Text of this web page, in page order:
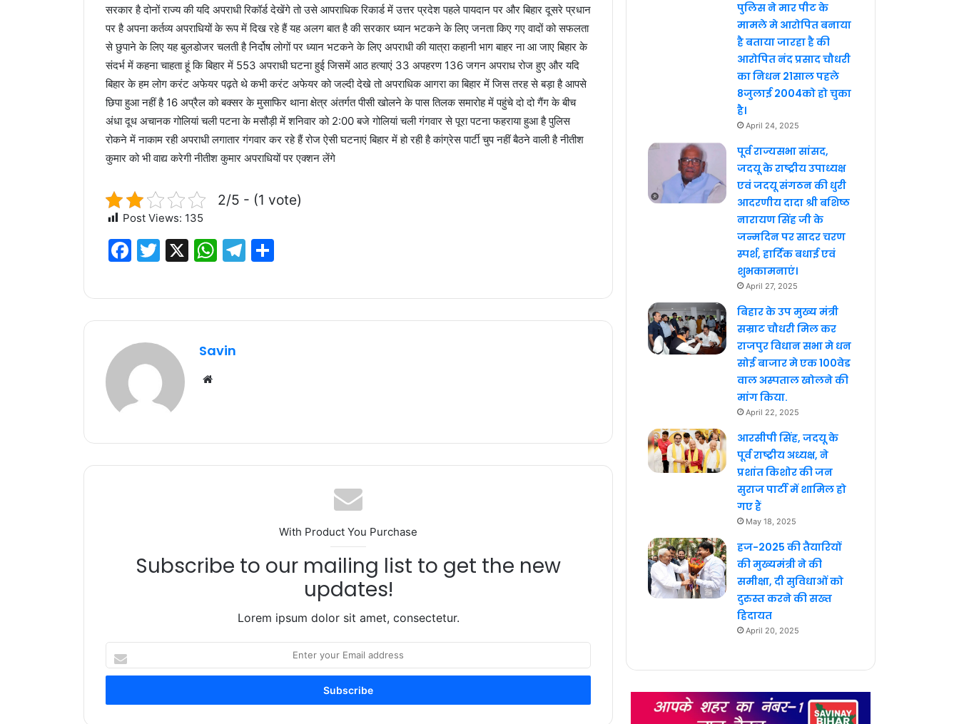
सरकार है दोनों राज्य की यदि अपराधी रिकॉर्ड देखेंगे तो उसे आपराधिक रिकार्ड में उत्तर प्रदेश पहले पायदान पर और बिहार दूसरे प्रधान
पर है अपना कर्तव्य अपराधियों के रूप में दिख रहे हैं यह अलग बात है की सरकार ध्यान भटकने के लिए जनता किए गए वादों को सफलता
से छुपाने के लिए यह बुलडोजर चलती है निर्दोष लोगों पर ध्यान भटकने के लिए अपराधी की यात्रा कहानी भाग बाहर ना आ जाए बिहार के
संदर्भ में कहना चाहता हूं कि बिहार में 553 अपराधी घटना हुई जिसमें आठ हत्याएं 33 अपहरण 136 जगन अपराध रोज हुए और यदि
बिहार के हम लोग करंट अफेयर पढ़ते थे कभी करंट अफेयर को जल्दी देखे तो अपराधिक आगरा का बिहार में जिस तरह से बड़ा है आपसे
छिपा हुआ नहीं है 16 अप्रैल को बक्सर के मुसाफिर थाना क्षेत्र अंतर्गत पीसी खोलने के पास तिलक समारोह में पहुंचे दो दो गैंग के बीच
अंधा दूध अचानक गोलियां चली पटना के मसौड़ी में शनिवार को 2:00 बजे गोलियां चली गंगवार से पूरा पटना फहराया हुआ है पुलिस
रोकने में नाकाम रही अपराधी लगातार गंगवार कर रहे हैं रोज ऐसी घटनाएं बिहार में हो रही है कांग्रेस पार्टी चुप नहीं बैठने वाली है नीतीश
कुमार को भी वाद्य करेगी नीतीश कुमार अपराधियों पर एक्शन लेंगे
2/5 - (1 vote)
Post Views: 135
F
c
e
b
o
o
k
T
it
te
r
X
W
at
s
A
p
T
e
g
ar
e
Savin
With Product You Purchase
Subscribe to our mailing list to get the new
updates!
Lorem ipsum dolor sit amet, consectetur.
your
address
पुलिस ने मार पीट के
मामले मे आरोपित बनाया
है बताया जारहा है की
आरोपित नंद प्रसाद चौधरी
का निधन 21साल पहले
8जुलाई 2004को हो चुका
है।
April 24, 2025
पूर्व राज्यसभा सांसद,
जदयू के राष्ट्रीय उपाध्यक्ष
एवं जदयू संगठन की धुरी
आदरणीय दादा श्री बशिष्ठ
नारायण सिंह जी के
जन्मदिन पर सादर चरण
स्पर्श, हार्दिक बधाई एवं
शुभकामनाएं।
April 27, 2025
बिहार के उप मुख्य मंत्री
सम्राट चौधरी मिल कर
राजपुर विधान सभा मे धन
सोई बाजार मे एक 100वेड
वाल अस्पताल खोलने की
मांग किया.
April 22, 2025
आरसीपी सिंह, जदयू के
पूर्व राष्ट्रीय अध्यक्ष, ने
प्रशांत किशोर की जन
सुराज पार्टी में शामिल हो
गए हैं
May 18, 2025
हज-2025 की तैयारियों
की मुख्यमंत्री ने की
समीक्षा, दी सुविधाओं को
दुरुस्त करने की सख्त
हिदायत
April 20, 2025